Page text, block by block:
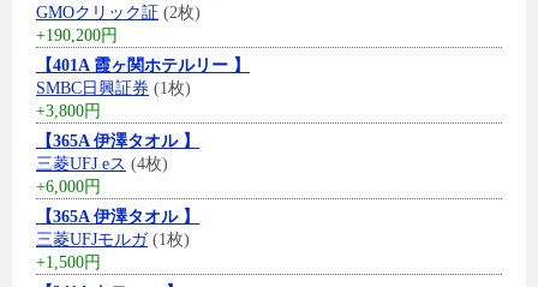
GMOクリック証 (2枚)
+190,200円
【401A 霞ヶ関ホテルリー 】
SMBC日興証券 (1枚)
+3,800円
【365A 伊澤タオル 】
三菱UFJ eス (4枚)
+6,000円
【365A 伊澤タオル 】
三菱UFJモルガ(1枚)
+1,500円